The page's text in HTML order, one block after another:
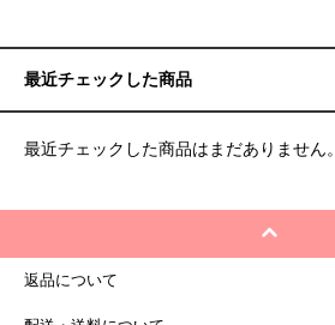
最近チェックした商品
最近チェックした商品はまだありません。
返品について